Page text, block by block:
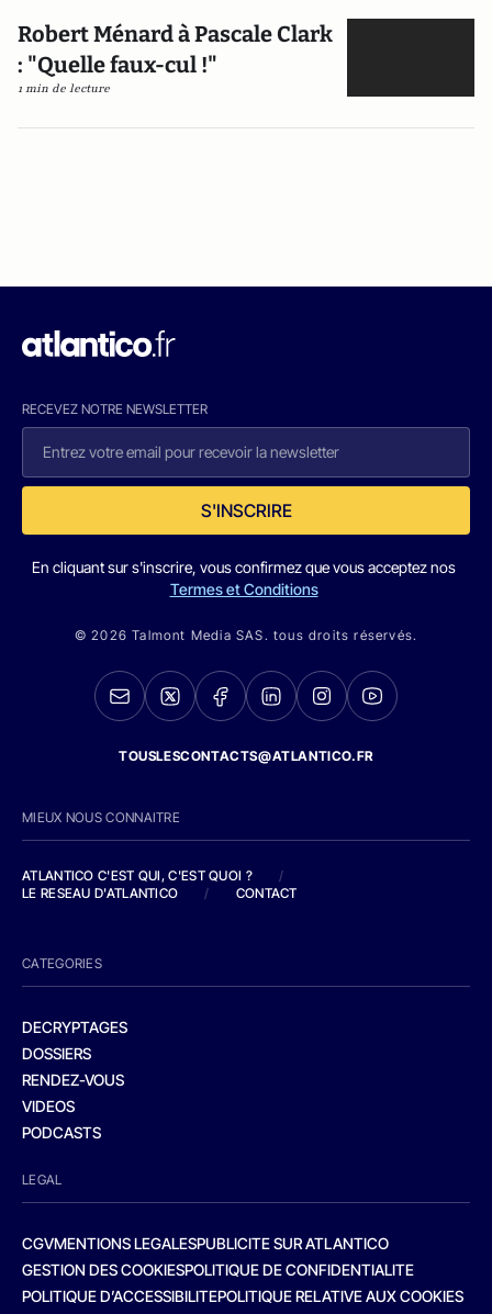
Robert Ménard à Pascale Clark
: "Quelle faux-cul !"
1 min de lecture
RECEVEZ NOTRE NEWSLETTER
S'INSCRIRE
En cliquant sur s'inscrire, vous confirmez que vous acceptez nos
Termes et Conditions
© 2026 Talmont Media SAS. tous droits réservés.
TOUSLESCONTACTS@ATLANTICO.FR
MIEUX NOUS CONNAITRE
ATLANTICO C'EST QUI, C'EST QUOI ?
/
LE RESEAU D'ATLANTICO
/ CONTACT
CATEGORIES
DECRYPTAGES
DOSSIERS
RENDEZ-VOUS
VIDEOS
PODCASTS
LEGAL
CGVMENTIONS LEGALESPUBLICITE SUR ATLANTICO
GESTION DES COOKIESPOLITIQUE DE CONFIDENTIALITE
POLITIQUE D’ACCESSIBILITEPOLITIQUE RELATIVE AUX COOKIES